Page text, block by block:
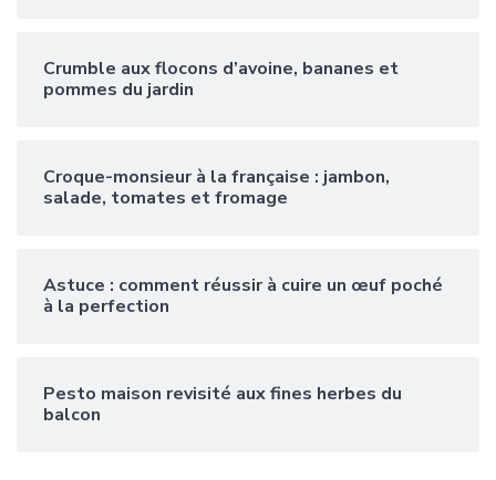
Crumble aux flocons d’avoine, bananes et
pommes du jardin
Croque-monsieur à la française : jambon,
salade, tomates et fromage
Astuce : comment réussir à cuire un œuf poché
à la perfection
Pesto maison revisité aux fines herbes du
balcon